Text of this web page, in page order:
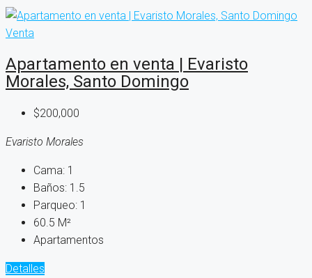
Venta
Apartamento en venta | Evaristo
Morales, Santo Domingo
$200,000
Evaristo Morales
Cama: 1
Baños: 1.5
Parqueo: 1
60.5 M²
Apartamentos
Detalles